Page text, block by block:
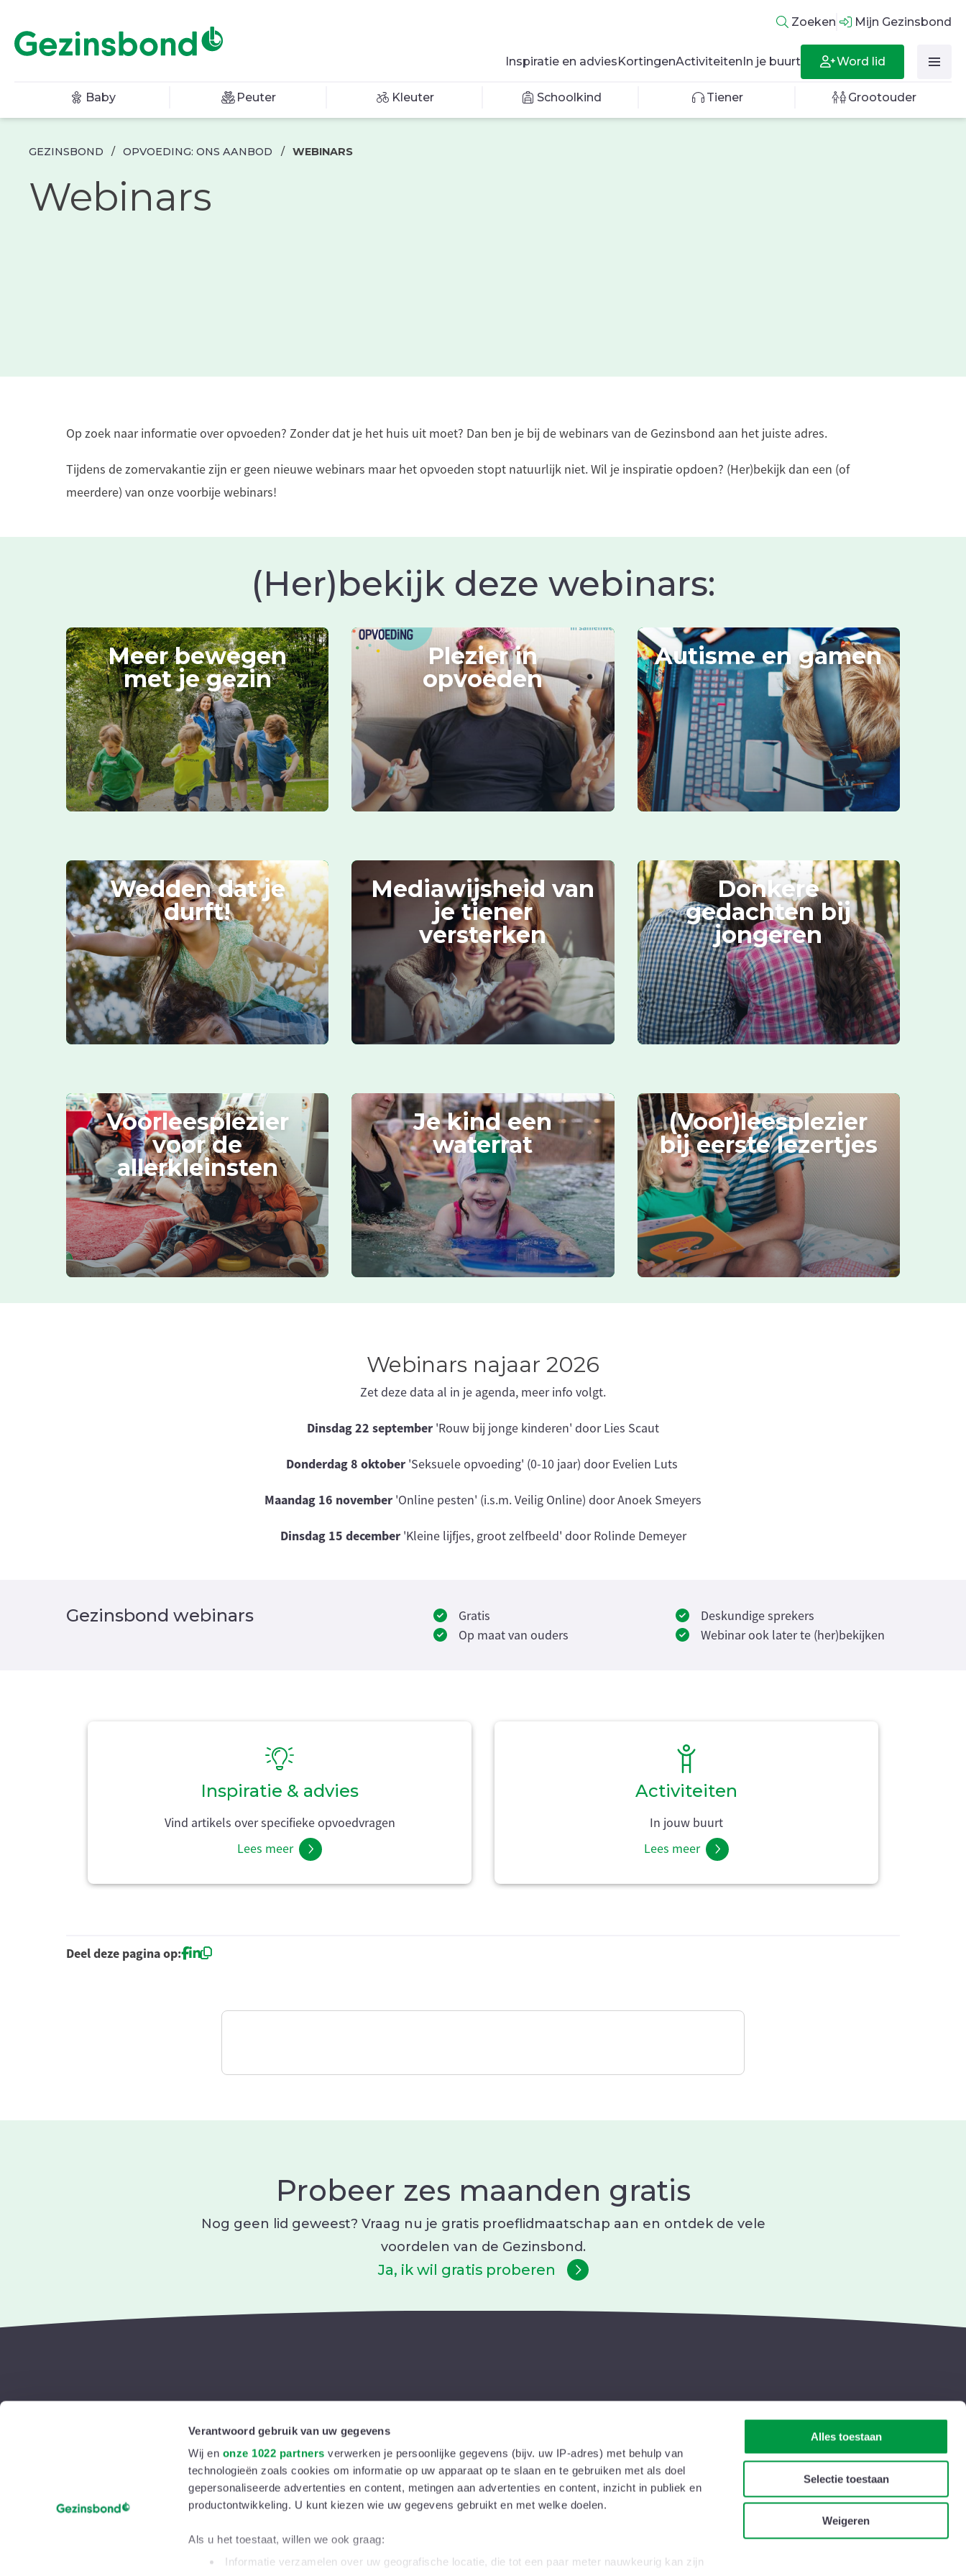
Verantwoord gebruik van uw gegevens
Wij en onze 1022 partners verwerken je persoonlijke gegevens (bijv. uw IP-adres) met behulp van
technologieën zoals cookies om informatie op uw apparaat op te slaan en te gebruiken met als doel
gepersonaliseerde advertenties en content, metingen aan advertenties en content, inzicht in publiek en
productontwikkeling. U kunt kiezen wie uw gegevens gebruikt en met welke doelen.
Als u het toestaat, willen we ook graag:
Informatie verzamelen over uw geografische locatie, die tot een paar meter nauwkeurig kan zijn
Alles toestaan
Selectie toestaan
Weigeren
Inspiratie en advies KortingenActiviteiten In je buurt Word lid
Zoeken Mijn Gezinsbond
Baby Peuter Kleuter Schoolkind Tiener Grootouder
GEZINSBOND / OPVOEDING: ONS AANBOD / WEBINARS
Webinars
Op zoek naar informatie over opvoeden? Zonder dat je het huis uit moet? Dan ben je bij de webinars van de Gezinsbond aan het juiste adres.
Tijdens de zomervakantie zijn er geen nieuwe webinars maar het opvoeden stopt natuurlijk niet. Wil je inspiratie opdoen? (Her)bekijk dan een (of
meerdere) van onze voorbije webinars!
(Her)bekijk deze webinars:
Meer bewegen
met je gezin
Plezier in
opvoeden
Autisme en gamen
Wedden dat je
durft!
Mediawijsheid van
je tiener
versterken
Donkere
gedachten bij
jongeren
Voorleesplezier
voor de
allerkleinsten
Je kind een
waterrat
(Voor)leesplezier
bij eerste lezertjes
Webinars najaar 2026
Zet deze data al in je agenda, meer info volgt.
Dinsdag 22 september 'Rouw bij jonge kinderen' door Lies Scaut
Donderdag 8 oktober'Seksuele opvoeding' (0-10 jaar) door Evelien Luts
Maandag 16 november 'Online pesten' (i.s.m. Veilig Online) door Anoek Smeyers
Dinsdag 15 december'Kleine lijfjes, groot zelfbeeld' door Rolinde Demeyer
Gezinsbond webinars
Gratis
Op maat van ouders
Deskundige sprekers
Webinar ook later te (her)bekijken
Inspiratie & advies
Vind artikels over specifieke opvoedvragen
Lees meer
Activiteiten
In jouw buurt
Lees meer
Deel deze pagina op:
Probeer zes maanden gratis
Nog geen lid geweest? Vraag nu je gratis proeflidmaatschap aan en ontdek de vele
voordelen van de Gezinsbond.
Ja, ik wil gratis proberen
Schrijf je in voor onze
Jouw gezin
Peuter
Kleuter
Kortingen
Activiteiten
Kinderoppasdienst
In je buurt
Magazines & nieuwsbrieven
Vrijwilligers
Wie zijn we
Veelgestelde vragen
Contacteer ons
Lid worden